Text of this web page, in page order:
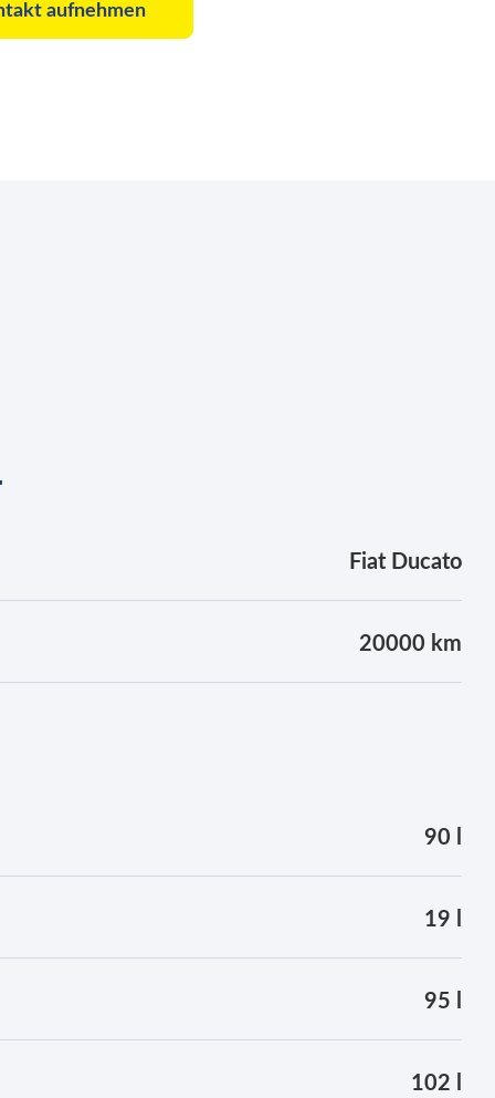
aufnehmen
Fiat Ducato
20000 km
90 l
19 l
95 l
102 l